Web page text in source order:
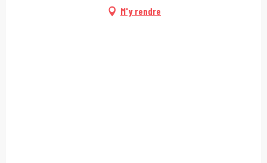
M'y rendre